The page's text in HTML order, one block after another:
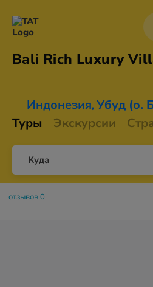
Bali Rich Luxury
Индонезия, Убуд (о.
Туры Экскурсии
Куда
отзывов 0